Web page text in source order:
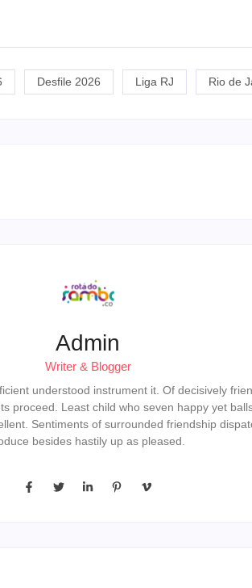
Desfile 2026 Liga RJ Rio de
Admin
Writer & Blogger
understood instrument it. Of decisively
proceed. Least child who seven happy yet
Sentiments of surrounded friendship
besides hastily up as pleased.